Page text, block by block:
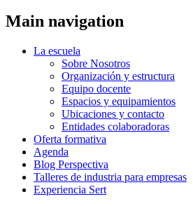
Main navigation
La escuela
Sobre Nosotros
Organización y estructura
Equipo docente
Espacios y equipamientos
Ubicaciones y contacto
Entidades colaboradoras
Oferta formativa
Agenda
Blog Perspectiva
Talleres de industria para empresas
Experiencia Sert